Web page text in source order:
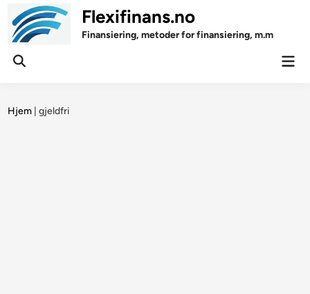
content
Flexifinans.no
Finansiering, metoder for finansiering, m.m
Open
Hjem |gjeldfri